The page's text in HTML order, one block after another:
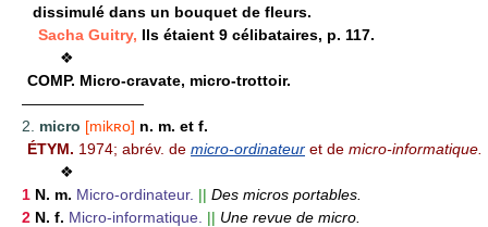
dissimulé dans un bouquet de fleurs.
Sacha Guitry, Ils étaient 9 célibataires, p. 117.
❖
COMP. Micro-cravate, micro-trottoir.
————————
2. micro [mikʀo] n. m. et f.
ÉTYM. 1974; abrév. de micro-ordinateur et de micro-informatique.
❖
1 N. m. Micro-ordinateur. || Des micros portables.
2 N. f. Micro-informatique. || Une revue de micro.